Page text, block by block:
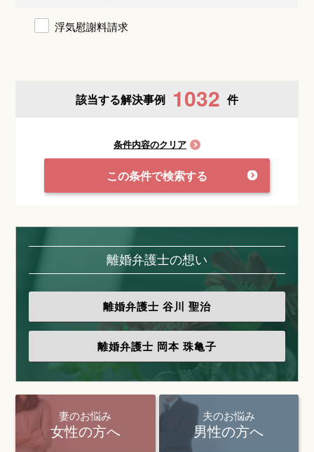
浮気慰謝料請求
該当する解決事例 1032 件
条件内容のクリア
この条件で検索する
離婚弁護士の想い
離婚弁護士 谷川 聖治
離婚弁護士 岡本 珠亀子
妻のお悩み
女性の方へ
夫のお悩み
男性の方へ